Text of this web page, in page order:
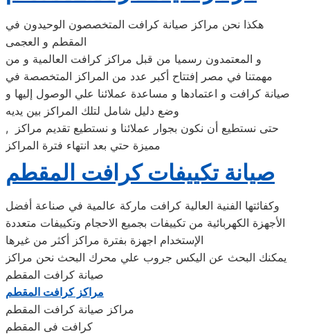
هكذا نحن مراكز صيانة كرافت المتخصصون الوحيدون في
المقطم و العجمى
و المعتمدون رسميا من قبل مراكز كرافت العالمية و من
مهمتنا في مصر إفتتاح أكبر عدد من المراكز المتخصصة في
صيانة كرافت و اعتمادها و مساعدة عملائنا علي الوصول إليها و
وضع دليل شامل لتلك المراكز بين يديه
, حتى نستطيع أن نكون بجوار عملائنا و نستطيع تقديم مراكز
مميزة حتي بعد انتهاء فترة المراكز
صيانة تكييفات كرافت المقطم
وكفائتها الفنية العالية كرافت ماركة عالمية في صناعة أفضل
الأجهزة الكهربائية من تكييفات بجميع الاحجام وتكييفات متعددة
الإستخدام اجهزة بفترة مراكز أكثر من غيرها
يمكنك البحث عن اليكس جروب علي محرك البحث نحن مراكز
صيانة كرافت المقطم
مراكز كرافت المقطم
مراكز صيانة كرافت المقطم
كرافت فى المقطم